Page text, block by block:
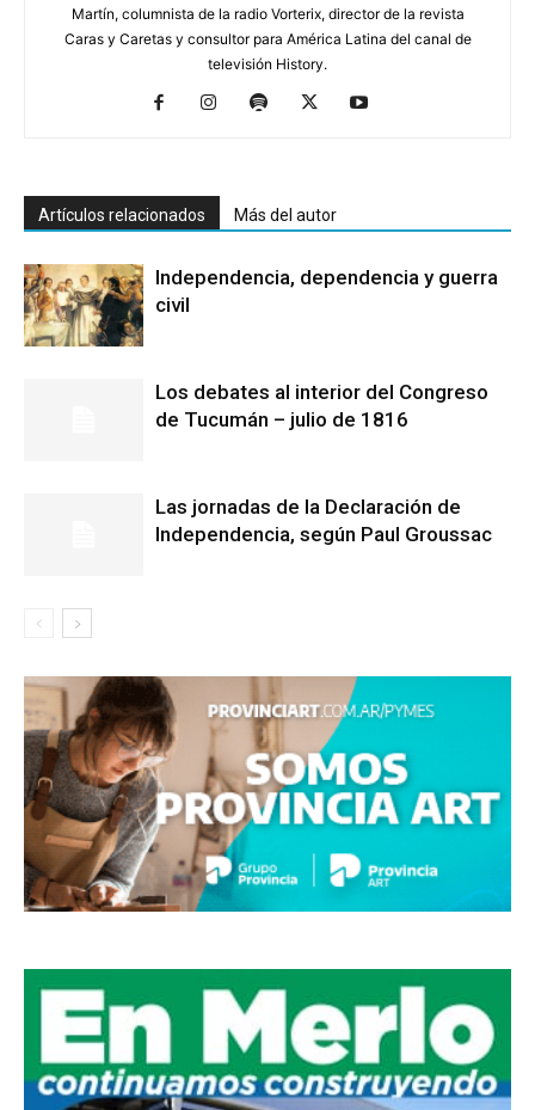
Martín, columnista de la radio Vorterix, director de la revista
Caras y Caretas y consultor para América Latina del canal de
televisión History.
Artículos relacionados Más del autor
Independencia, dependencia y guerra
civil
Los debates al interior del Congreso
de Tucumán – julio de 1816
Las jornadas de la Declaración de
Independencia, según Paul Groussac